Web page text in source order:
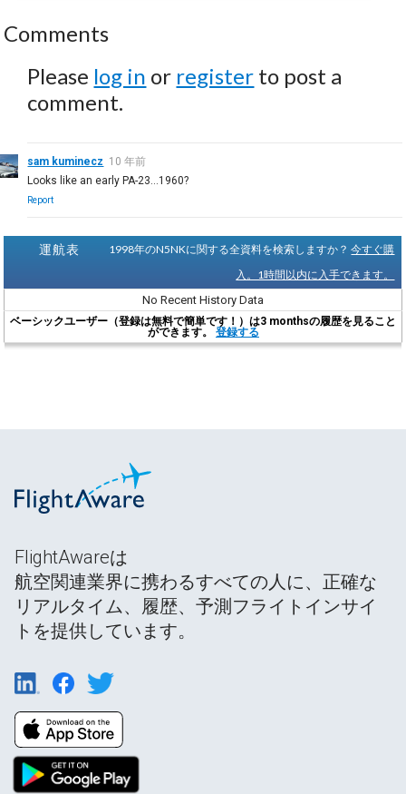
Comments
Please log in or register to post a
comment.
sam kuminecz 10 年前
Looks like an early PA-23...1960?
Report
運航表 1998年のN5NKに関する全資料を検索しますか？今すぐ購
入。1時間以内に入手できます。
No Recent History Data
ベーシックユーザー（登録は無料で簡単です！）は3 monthsの履歴を見ること
ができます。 登録する
FlightAwareは
航空関連業界に携わるすべての人に、正確な
リアルタイム、履歴、予測フライトインサイ
トを提供しています。